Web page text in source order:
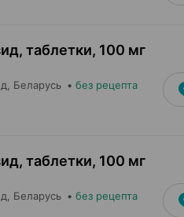
таблетки, 100 мг
, Беларусь • без рецепта
таблетки, 100 мг
, Беларусь • без рецепта